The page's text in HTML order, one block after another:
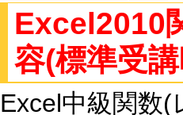
Excel2010
容(標準受
Excel中級関数